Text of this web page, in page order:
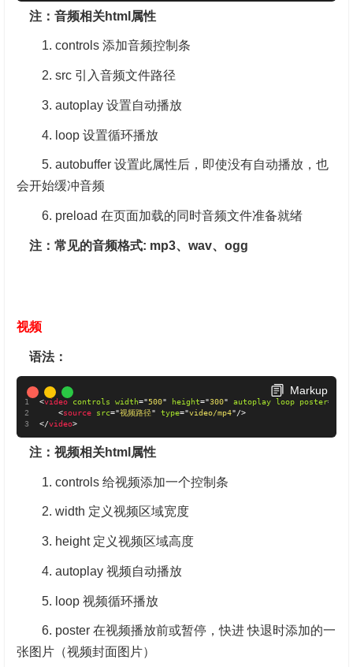
注： 音频相关html属性
1. controls 添加音频控制条
2. src 引入音频文件路径
3. autoplay 设置自动播放
4. loop 设置循环播放
5. autobuffer 设置此属性后，即使没有自动播放，也
会开始缓冲音频
6. preload 在页面加载的同时音频文件准备就绪
注：常见的音频格式: mp3、wav、ogg
视频
语法：
Markup
<video controls width="500" height="300" autoplay loop poster=
<source src="视频路径" type="video/mp4"/>
</video>
注： 视频相关html属性
1. controls 给视频添加一个控制条
2. width 定义视频区域宽度
3. height 定义视频区域高度
4. autoplay 视频自动播放
5. loop 视频循环播放
6. poster 在视频播放前或暂停，快进 快退时添加的一
张图片（视频封面图片）